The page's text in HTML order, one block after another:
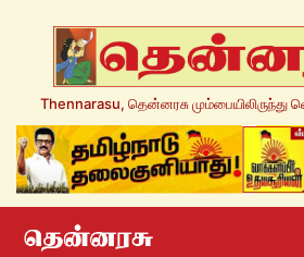
Thennarasu, தென்னரசு மும்பையிலிருந்து